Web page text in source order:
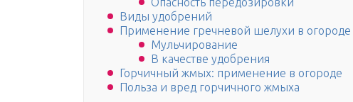
Виды удобрений
Применение гречневой шелухи в огороде
Мульчирование
В качестве удобрения
Горчичный жмых: применение в огороде
Польза и вред горчичного жмыха